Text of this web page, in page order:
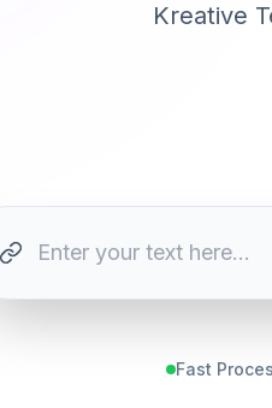
Kreative
Fast